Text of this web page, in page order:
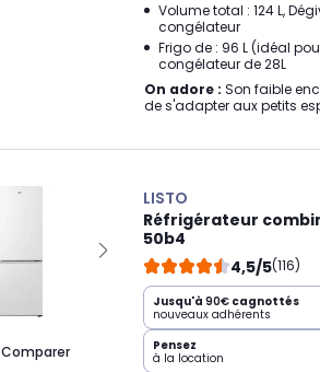
Volume total : 124 L,
congélateur
Frigo de : 96 L (idéal
congélateur de 28L
On adore : Son faible
de s'adapter aux petits
Comparer
LISTO
Réfrigérateur
50b4
4,5/5(116)
Jusqu'à 90€ cagnottés
nouveaux adhérents
Pensez
à la location